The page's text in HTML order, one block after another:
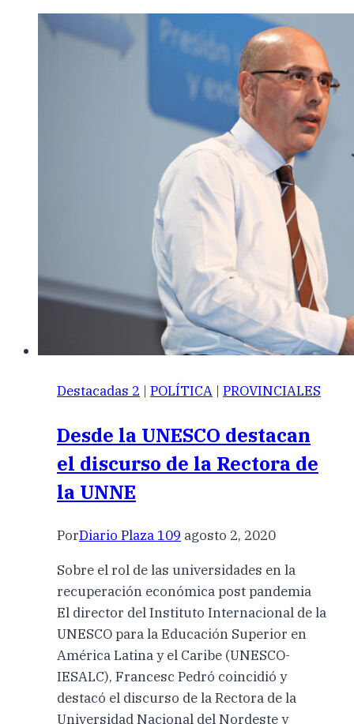
Destacadas 2 | POLÍTICA | PROVINCIALES
Desde la UNESCO destacan
el discurso de la Rectora de
la UNNE
PorDiario Plaza 109 agosto 2, 2020
Sobre el rol de las universidades en la
recuperación económica post pandemia
El director del Instituto Internacional de la
UNESCO para la Educación Superior en
América Latina y el Caribe (UNESCO-
IESALC), Francesc Pedró coincidió y
destacó el discurso de la Rectora de la
Universidad Nacional del Nordeste y